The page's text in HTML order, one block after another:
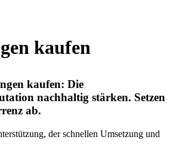
kaufen
kaufen: Die
nachhaltig stärken. Setzen
ab.
der schnellen Umsetzung und